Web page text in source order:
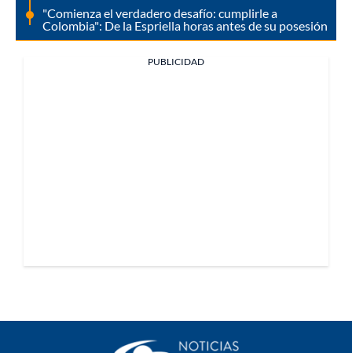
"Comienza el verdadero desafío: cumplirle a
Colombia": De la Espriella horas antes de su posesión
PUBLICIDAD